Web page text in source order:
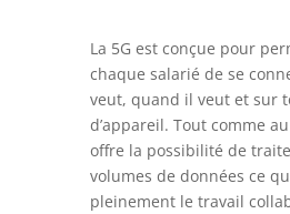
La 5G est conçue pour
chaque salarié de se
veut, quand il veut et sur
d’appareil. Tout comme
offre la possibilité de
volumes de données ce
pleinement le travail